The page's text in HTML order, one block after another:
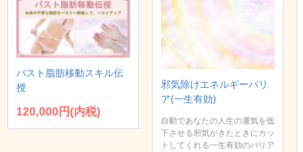
バスト脂肪移動スキル伝
授
120,000円(内税)
邪気除けエネルギーバリ
ア(一生有効)
自動であなたの人生の運気を低
下させる邪気がきたときにカッ
トしてくれる一生有効のバリア